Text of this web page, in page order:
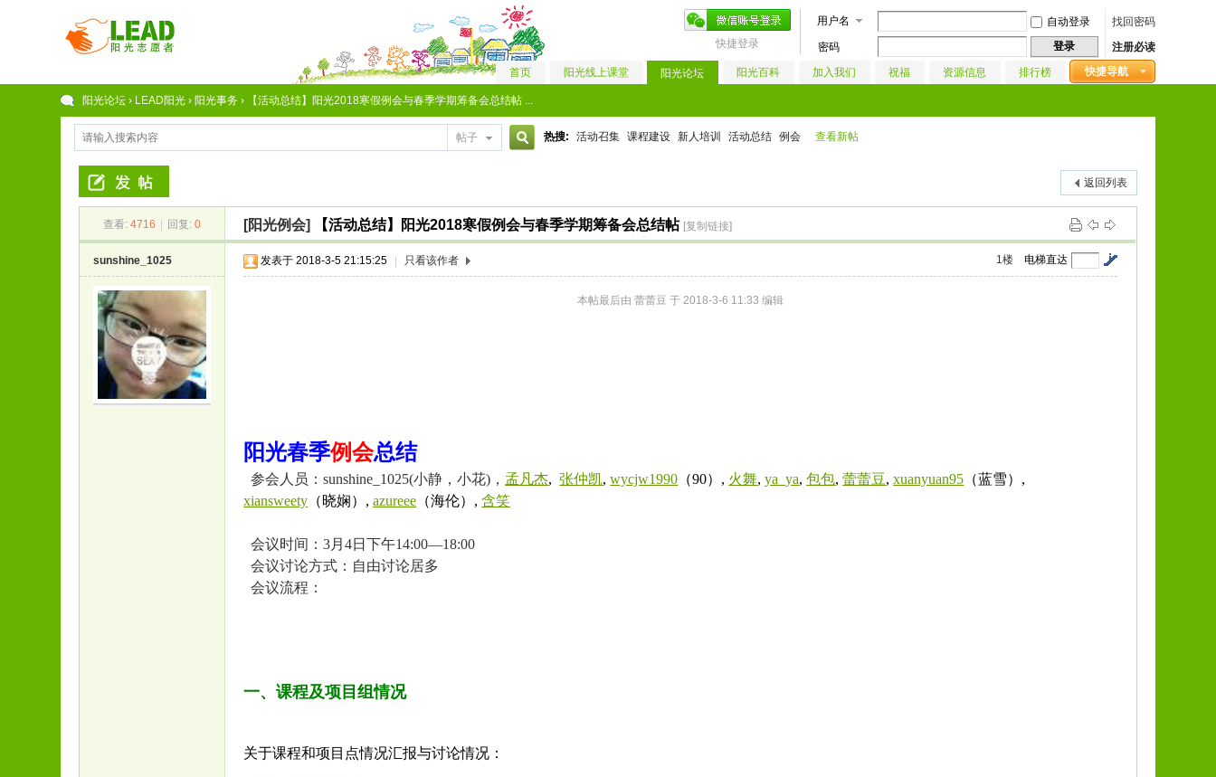
用户名 自动登录
找回密码
密码
登录 注册必读
快捷登录
快捷导航
首页 阳光线上课堂 阳光论坛 阳光百科 加入我们 祝福 资源信息 排行榜
阳光论坛 › LEAD阳光 › 阳光事务 › 【活动总结】阳光2018寒假例会与春季学期筹备会总结帖 ...
帖子
索
热搜: 活动召集 课程建设 新人培训 活动总结 例会 查看新帖
返回列表
查看: 4716 回复: 0 [阳光例会] 【活动总结】阳光2018寒假例会与春季学期筹备会总结帖 [复制链接]
sunshine_1025 电梯直达
1楼
发表于 2018-3-5 21:15:25 只看该作者
本帖最后由 蕾蕾豆 于 2018-3-6 11:33 编辑
阳光春季例会总结
参会人员：sunshine_1025(小静，小花) ， 孟凡杰,张仲凯,wycjw1990 （90）, 火舞,ya_ya,包包,蕾蕾豆,xuanyuan95 （蓝雪）,
xiansweety （晓娴）,azureee （海伦）,含笑
会议时间：3月4日下午14:00—18:00
会议讨论方式：自由讨论居多
会议流程：
一、课程及项目组情况
关于课程和项目点情况汇报与讨论情况：